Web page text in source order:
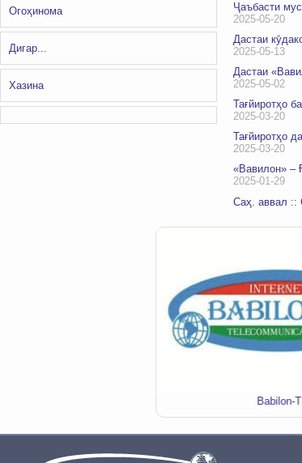
Огоҳинома
Дигар...
Хазина
Ҷаъбасти
2025-05-20
Дастаи
2025-05-13
Дастаи
2025-05-02
Тағйиротҳо
2025-03-20
Тағйиротҳо
2025-03-20
«Вавилон» –
2025-01-29
Саҳ. аввал ::
Babilon-T